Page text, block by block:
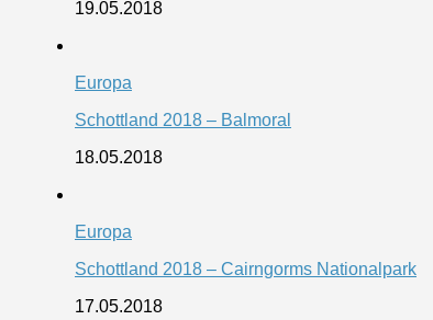
19.05.2018
Europa
Schottland 2018 – Balmoral
18.05.2018
Europa
Schottland 2018 – Cairngorms Nationalpark
17.05.2018